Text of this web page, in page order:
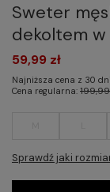
Sweter
dekoltem
Sprawdź jaki
59,99 zł
Najniższa cena z 30
Cena regularna: 199,99